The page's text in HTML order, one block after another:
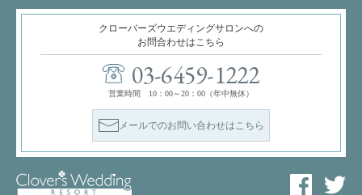
クローバーズウエディングサロンへの
お問合わせはこちら
03-6459-1222
営業時間 10：00～20：00（年中無休）
メールでのお問い合わせはこちら